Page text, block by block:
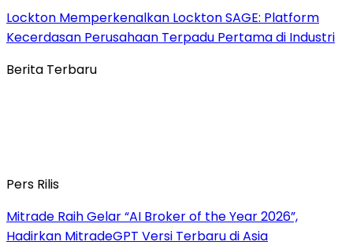
Lockton Memperkenalkan Lockton SAGE: Platform
Kecerdasan Perusahaan Terpadu Pertama di Industri
Berita Terbaru
Pers Rilis
Mitrade Raih Gelar “AI Broker of the Year 2026”,
Hadirkan MitradeGPT Versi Terbaru di Asia